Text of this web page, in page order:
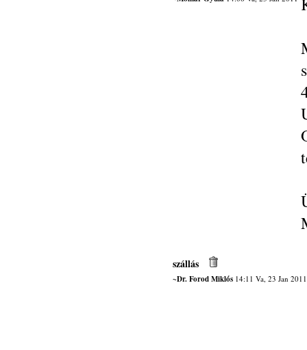
szállás
~Dr. Forod Miklós14:11 Va, 23 Jan 2011